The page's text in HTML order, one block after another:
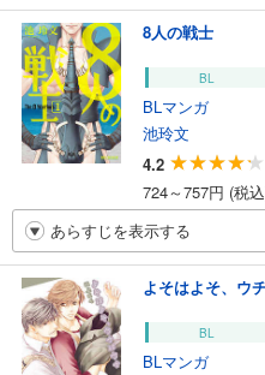
8人の戦士
BL
BLマンガ
池玲文
4.2
724～757円 (税
あらすじを表示する
よそはよそ、ウ
BL
BLマンガ